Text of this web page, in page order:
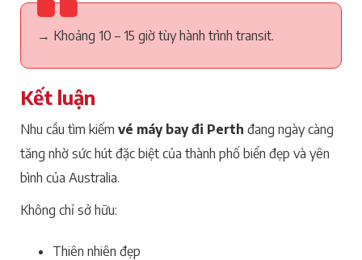
→ Khoảng 10 – 15 giờ tùy hành trình transit.
Kết luận
Nhu cầu tìm kiếm vé máy bay đi Perth đang ngày càng
tăng nhờ sức hút đặc biệt của thành phố biển đẹp và yên
bình của Australia.
Không chỉ sở hữu:
Thiên nhiên đẹp